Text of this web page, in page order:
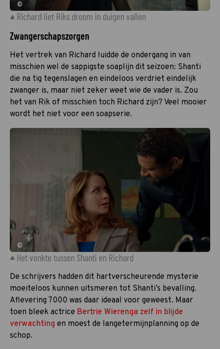
©
Richard liet Riks droom in duigen vallen
Zwangerschapszorgen
Het vertrek van Richard luidde de ondergang in van
misschien wel de sappigste soaplijn dit seizoen: Shanti
die na tig tegenslagen en eindeloos verdriet eindelijk
zwanger is, maar niet zeker weet wie de vader is. Zou
het van Rik of misschien toch Richard zijn? Veel mooier
wordt het niet voor een soapserie.
©
Het vonkte tussen Shanti en Richard
De schrijvers hadden dit hartverscheurende mysterie
moeiteloos kunnen uitsmeren tot Shanti’s bevalling.
Aflevering 7000 was daar ideaal voor geweest. Maar
toen bleek actrice Bertrie Wierenga zelf in blijde
verwachting en moest de langetermijnplanning op de
schop.